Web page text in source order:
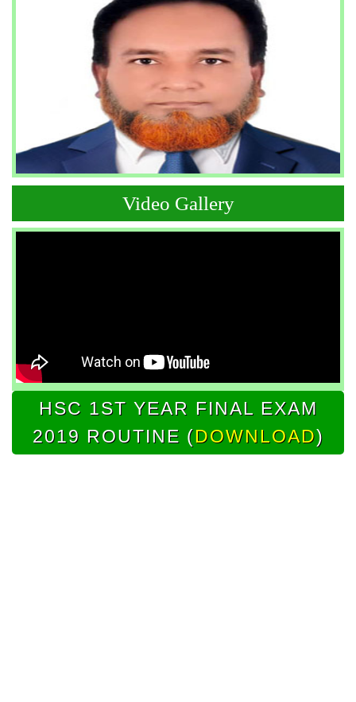
Video Gallery
HSC 1ST YEAR FINAL EXAM
2019 ROUTINE (DOWNLOAD)